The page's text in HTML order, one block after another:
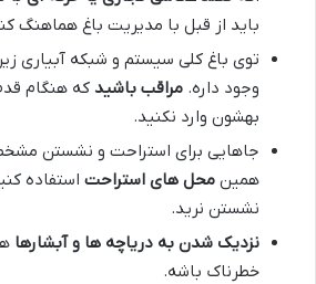
باید از قبل با مدیریت باغ هماهنگ
توی باغ کلی سیستم و شبکه آبیاری
وجود داره. مراقب باشید که هنگام
بهشون وارد نکنید.
جاهایی برای استراحت و نشستن
همین محل های استراحت استفاده
نشستن نرید.
نزدیک شدن به دریاچه ها و آبشارها
خطرناک باشه.